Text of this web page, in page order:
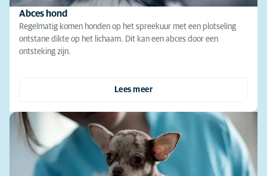
Abces hond
Regelmatig komen honden op het spreekuur met een plotseling
ontstane dikte op het lichaam. Dit kan een abces door een
ontsteking zijn.
Lees meer